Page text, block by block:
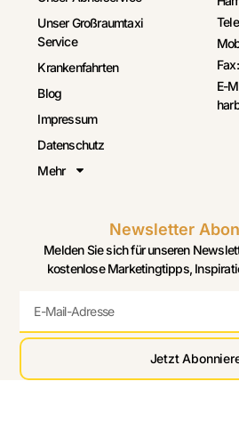
Unser Großraumtaxi
Service
Krankenfahrten
Blog
Impressum
Datenschutz
Mehr
E-
Newsletter
Melden Sie sich für unseren
kostenlose Marketingtipps,
Jetzt